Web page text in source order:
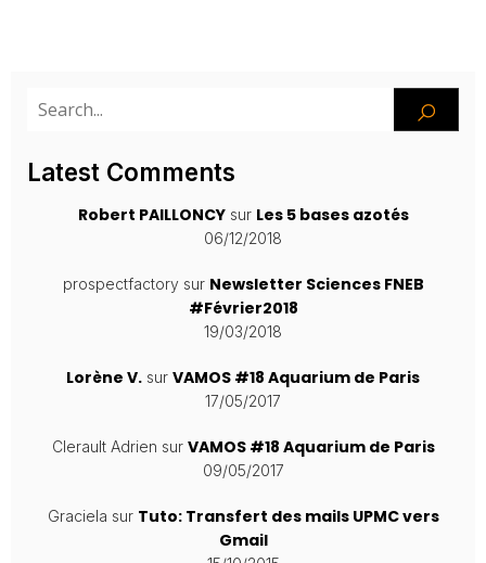
Latest Comments
Robert PAILLONCYsur Les 5 bases azotés
06/12/2018
prospectfactorysur Newsletter Sciences FNEB
#Février2018
19/03/2018
Lorène V. sur VAMOS #18 Aquarium de Paris
17/05/2017
Clerault Adrien sur VAMOS #18 Aquarium de Paris
09/05/2017
Graciela sur Tuto: Transfert des mails UPMC vers
Gmail